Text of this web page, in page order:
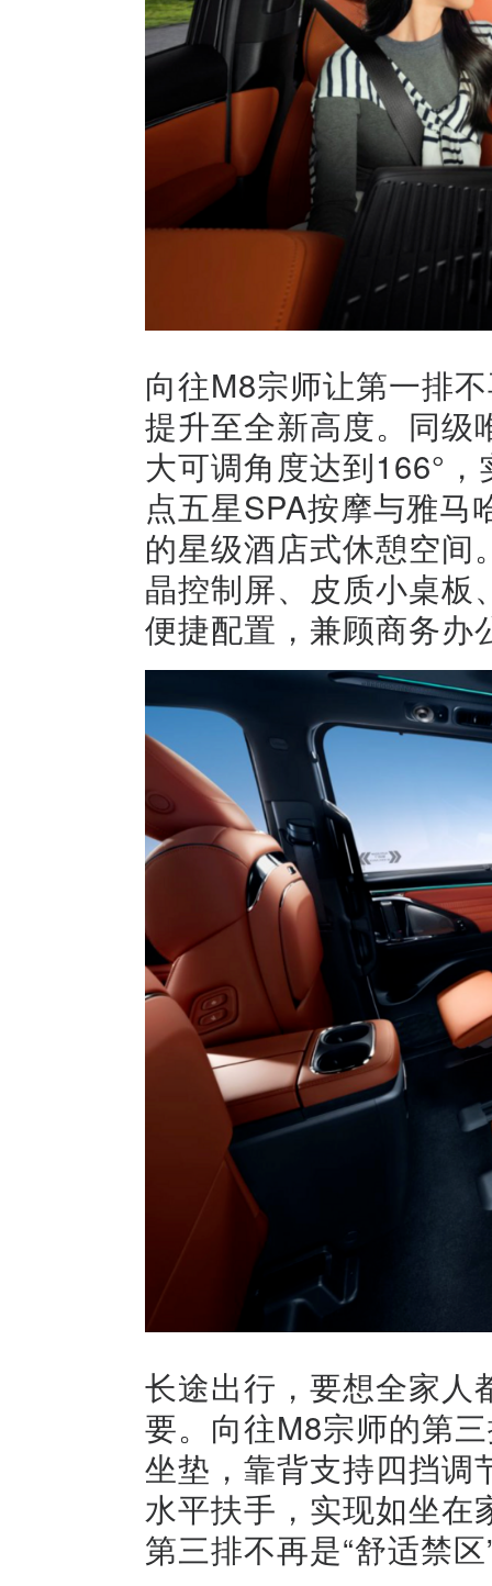
向往M8宗师让第一排
提升至全新高度。同级
大可调角度达到166°
点五星SPA按摩与雅马
的星级酒店式休憩空间
晶控制屏、皮质小桌板
便捷配置，兼顾商务办
长途出行，要想全家人
要。向往M8宗师的第
坐垫，靠背支持四挡调
水平扶手，实现如坐在
第三排不再是“舒适禁区